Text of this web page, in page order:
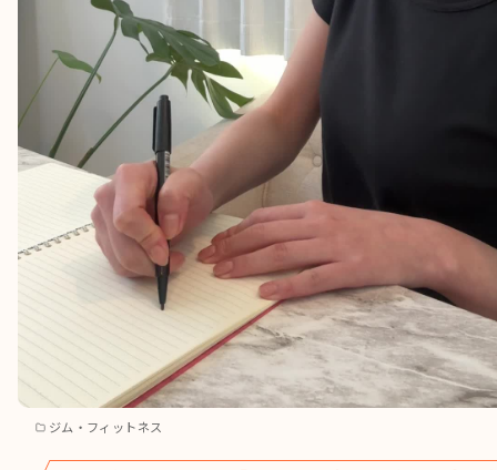
ジム・フィットネス